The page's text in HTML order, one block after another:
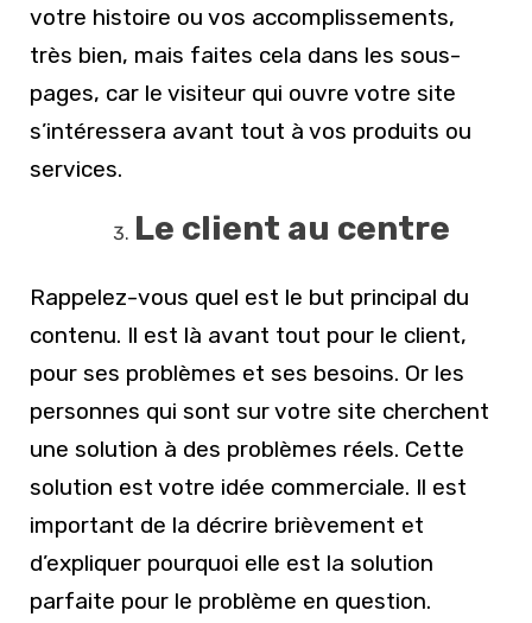
votre histoire ou vos accomplissements,
très bien, mais faites cela dans les sous-
pages, car le visiteur qui ouvre votre site
s’intéressera avant tout à vos produits ou
services.
Le client au centre
Rappelez-vous quel est le but principal du
contenu. Il est là avant tout pour le client,
pour ses problèmes et ses besoins. Or les
personnes qui sont sur votre site cherchent
une solution à des problèmes réels. Cette
solution est votre idée commerciale. Il est
important de la décrire brièvement et
d’expliquer pourquoi elle est la solution
parfaite pour le problème en question.